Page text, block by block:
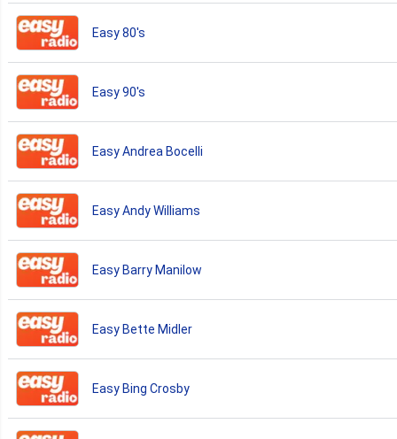
Easy 80's
Easy 90's
Easy Andrea Bocelli
Easy Andy Williams
Easy Barry Manilow
Easy Bette Midler
Easy Bing Crosby